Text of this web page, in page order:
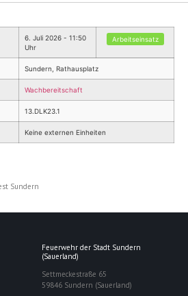
6. Juli 2026 - 11:50
Uhr
Arbeitseinsatz
Sundern, Rathausplatz
Wachbereitschaft
13.DLK23.1
Keine externen Einheiten
Sundern
Feuerwehr der Stadt Sundern
(Sauerland)
Settmeckestraße 65
59846 Sundern (Sauerland)